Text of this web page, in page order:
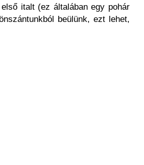
italt (ez általában egy pohár
beülünk, ezt lehet,